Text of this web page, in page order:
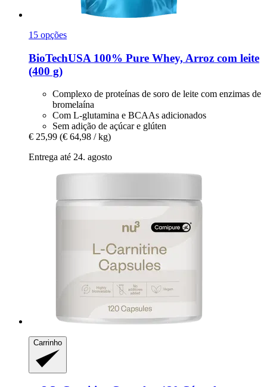
15 opções
BioTechUSA 100% Pure Whey, Arroz com leite
(400 g)
Complexo de proteínas de soro de leite com enzimas de
bromelaína
Com L-glutamina e BCAAs adicionados
Sem adição de açúcar e glúten
€ 25,99 (€ 64,98 / kg)
Entrega até 24. agosto
Carrinho